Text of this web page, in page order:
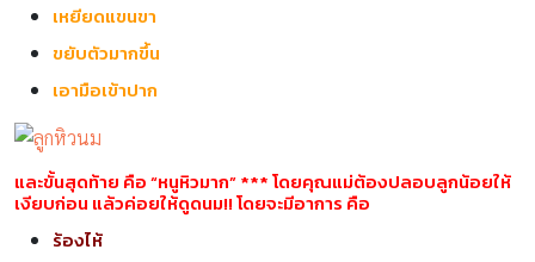
เหยียดแขนขา
ขยับตัวมากขึ้น
เอามือเข้าปาก
และขั้นสุดท้าย คือ “หนูหิวมาก” *** โดยคุณแม่ต้องปลอบลูกน้อยให้
เงียบก่อน แล้วค่อยให้ดูดนม!! โดยจะมีอาการ คือ
ร้องไห้